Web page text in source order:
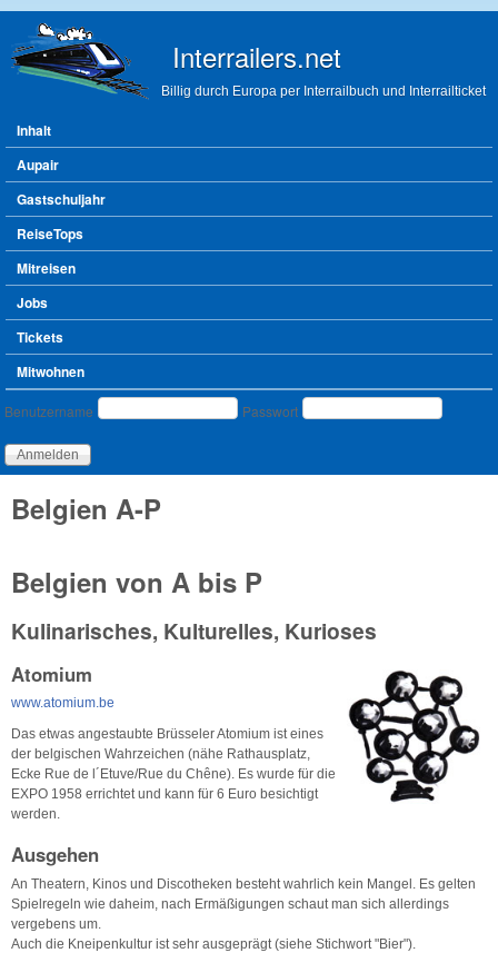
Interrailers.net
Billig durch Europa per Interrailbuch und Interrailticket
Hauptmenü
Inhalt
Aupair
Gastschuljahr
ReiseTops
Mitreisen
Jobs
Tickets
Mitwohnen
Benutzeranmeldung
Benutzername Passwort
Belgien A-P
Belgien von A bis P
Kulinarisches, Kulturelles, Kurioses
Atomium
www.atomium.be
Das etwas angestaubte Brüsseler Atomium ist eines
der belgischen Wahrzeichen (nähe Rathausplatz,
Ecke Rue de l´Etuve/Rue du Chêne). Es wurde für die
EXPO 1958 errichtet und kann für 6 Euro besichtigt
werden.
Ausgehen
An Theatern, Kinos und Discotheken besteht wahrlich kein Mangel. Es gelten
Spielregeln wie daheim, nach Ermäßigungen schaut man sich allerdings
vergebens um.
Auch die Kneipenkultur ist sehr ausgeprägt (siehe Stichwort "Bier").